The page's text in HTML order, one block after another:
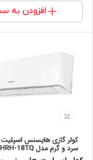
افزودن به